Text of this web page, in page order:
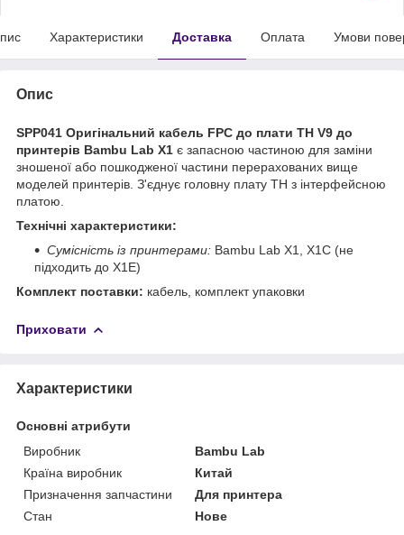
Характеристики Доставка Оплата Умови
Опис
SPP041 Оригінальний кабель FPC до плати TH V9 до
принтерів Bambu Lab X1 є запасною частиною для заміни
зношеної або пошкодженої частини перерахованих вище
моделей принтерів. З'єднує головну плату TH з інтерфейсною
платою.
Технічні характеристики:
Сумісність із принтерами: Bambu Lab X1, X1C (не
підходить до X1E)
Комплект поставки: кабель, комплект упаковки
Приховати
Характеристики
Основні атрибути
Виробник
Bambu Lab
Країна виробник
Китай
Призначення запчастини
Для принтера
Стан
Нове